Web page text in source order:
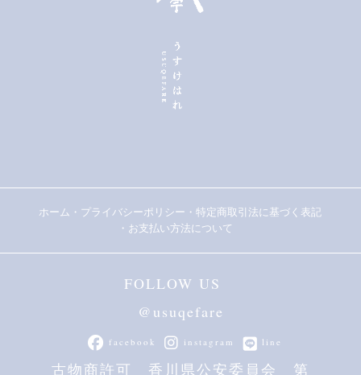
ホーム ・ プライバシーポリシー ・特定商取引法に基づく表記
・ お支払い方法について
FOLLOW US
@usuqefare
facebook instagram line
古物商許可 香川県公安委員会 第